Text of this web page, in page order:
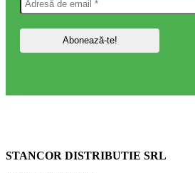
STANCOR DISTRIBUTIE SRL